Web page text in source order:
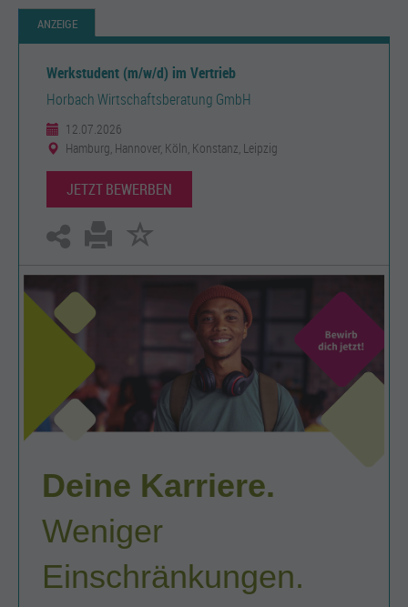
ANZEIGE
Werkstudent (m/w/d) im Vertrieb
Horbach Wirtschaftsberatung GmbH
12.07.2026
Hamburg, Hannover, Köln, Konstanz, Leipzig
JETZT BEWERBEN